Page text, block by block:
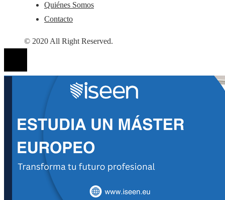
Quiénes Somos
Contacto
© 2020 All Right Reserved.